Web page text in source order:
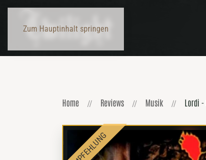
Zum Hauptinhalt springen
Home Reviews Musik Lordi -